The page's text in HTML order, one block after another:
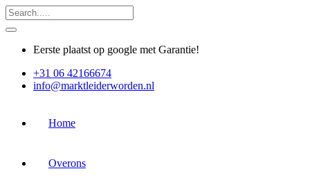
Eerste plaatst op google met Garantie!
+31 06 42166674
info@marktleiderworden.nl
Home
Overons